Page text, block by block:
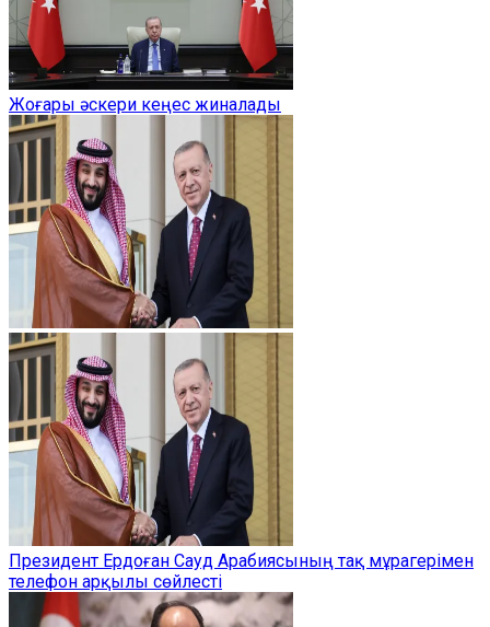
Жоғары әскери кеңес жиналады
Президент Ердоған Сауд Арабиясының тақ мұрагерімен
телефон арқылы сөйлесті